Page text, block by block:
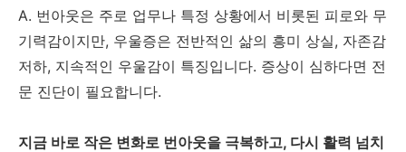
A. 번아웃은 주로 업무나 특정 상황에서 비롯된 피로와 무
기력감이지만, 우울증은 전반적인 삶의 흥미 상실, 자존감
저하, 지속적인 우울감이 특징입니다. 증상이 심하다면 전
문 진단이 필요합니다.
지금 바로 작은 변화로 번아웃을 극복하고, 다시 활력 넘치